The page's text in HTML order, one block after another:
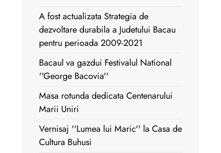
A fost actualizata Strategia de
dezvoltare durabila a Judetului Bacau
pentru perioada 2009-2021
Bacaul va gazdui Festivalul National
''George Bacovia''
Masa rotunda dedicata Centenarului
Marii Uniri
Vernisaj ''Lumea lui Maric'' la Casa de
Cultura Buhusi